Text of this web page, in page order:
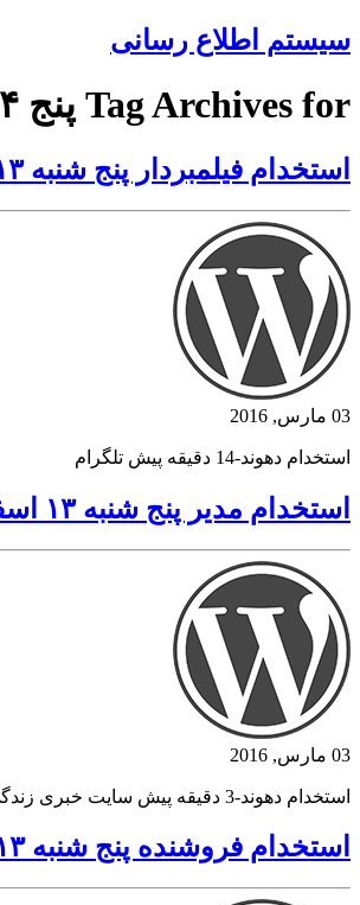
سیستم اطلاع رسانی
Tag Archives for پنج ۹۴
استخدام فیلمبردار پنج شنبه ۱۳ اسفند ۹۴
03 مارس, 2016
استخدام دهوند-14 دقیقه پیش تلگرام
استخدام مدیر پنج شنبه ۱۳ اسفند ۹۴
03 مارس, 2016
استخدام دهوند-3 دقیقه پیش سایت خبری زندگی ورزش و زندگی
استخدام فروشنده پنج شنبه ۱۳ اسفند ۹۴